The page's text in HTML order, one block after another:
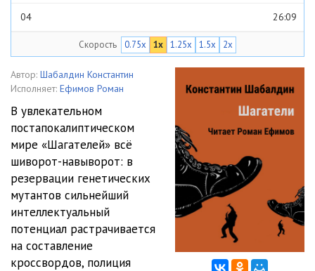
04 26:09
06
08 19:26
09
Скорость 0.75x 1x 1.25x 1.5x 2x
Автор: Шабалдин Константин
Исполняет: Ефимов Роман
В увлекательном
постапокалиптическом
мире «Шагателей» всё
шиворот-навыворот: в
резервации генетических
мутантов сильнейший
интеллектуальный
потенциал растрачивается
на составление
кроссвордов, полиция